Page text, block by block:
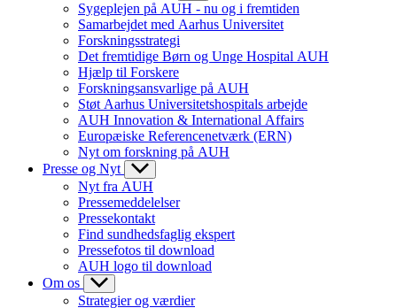
Sygeplejen på AUH - nu og i fremtiden
Samarbejdet med Aarhus Universitet
Forskningsstrategi
Det fremtidige Børn og Unge Hospital AUH
Hjælp til Forskere
Forskningsansvarlige på AUH
Støt Aarhus Universitetshospitals arbejde
AUH Innovation & International Affairs
Europæiske Referencenetværk (ERN)
Nyt om forskning på AUH
Presse og Nyt
Nyt fra AUH
Pressemeddelelser
Pressekontakt
Find sundhedsfaglig ekspert
Pressefotos til download
AUH logo til download
Om os
Strategier og værdier